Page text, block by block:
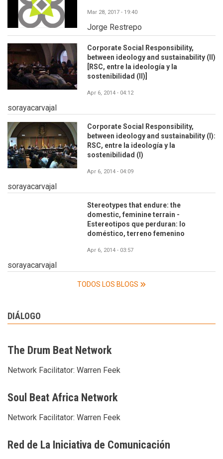
Mar 28, 2017 - 19:40
Jorge Restrepo
Corporate Social Responsibility,
between ideology and sustainability (II)
[RSC, entre la ideología y la
sostenibilidad (II)]
Apr 6, 2014 - 04:12
sorayacarvajal
Corporate Social Responsibility,
between ideology and sustainability (I):
RSC, entre la ideología y la
sostenibilidad (I)
Apr 6, 2014 - 04:09
sorayacarvajal
Stereotypes that endure: the
domestic, feminine terrain -
Estereotipos que perduran: lo
doméstico, terreno femenino
Apr 6, 2014 - 03:57
sorayacarvajal
TODOS LOS BLOGS
DIÁLOGO
The Drum Beat Network
Network Facilitator: Warren Feek
Soul Beat Africa Network
Network Facilitator: Warren Feek
Red de La Iniciativa de Comunicación